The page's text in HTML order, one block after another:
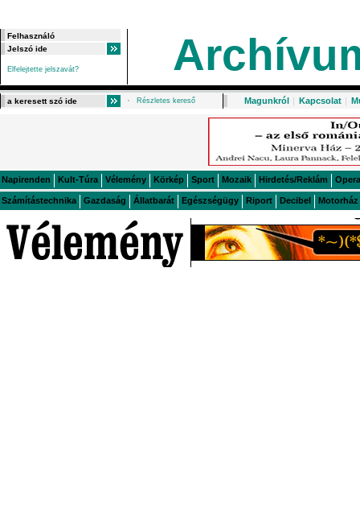
Elfelejtette jelszavát?
Részletes kereső Magunkról | Kapcsolat |
Napirenden Kult-Túra Vélemény Körkép Sport Mozaik Hirdetés/Reklám Opera
Számítástechnika Gazdaság Állatbarát Egészségügy Riport Decibel Motorház